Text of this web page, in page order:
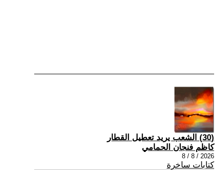
(30) الشعب يريد تعطيل القطار
كاظم فنجان الحمامي
2026 / 8 / 8
كتابات ساخرة